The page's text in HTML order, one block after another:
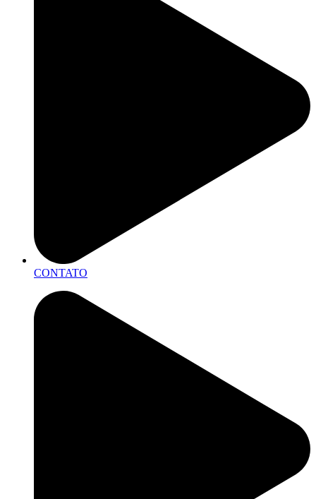
CONTATO